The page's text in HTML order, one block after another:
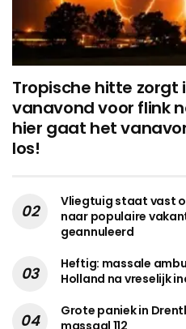
Tropische hitte zorgt
vanavond voor flink
hier gaat het
los!
Vliegtuig staat vast
naar populaire
geannuleerd
Heftig: massale
Holland na vreselijk
Grote paniek in
massaal 112